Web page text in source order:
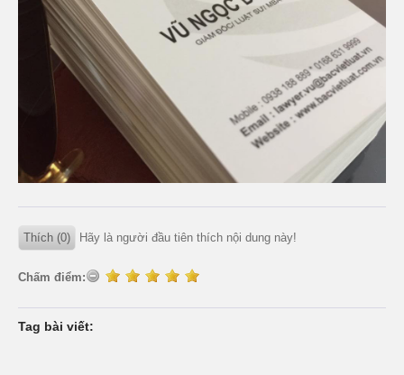
Thích (0) Hãy là người đầu tiên thích nội dung này!
Chấm điểm:
Tag bài viết: